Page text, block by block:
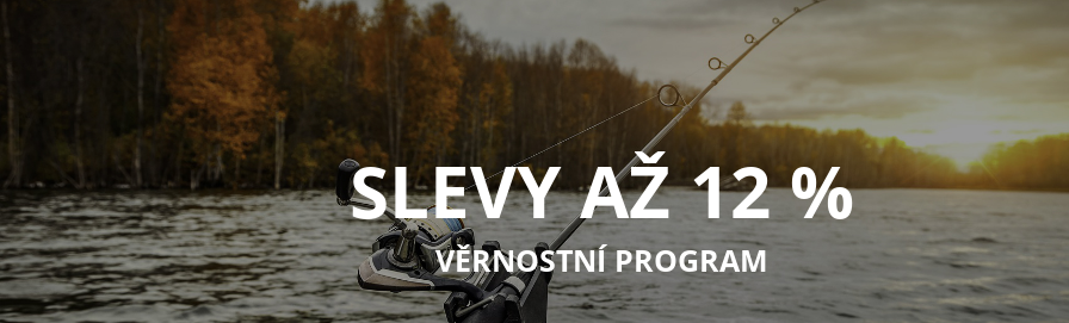
SLEVY AŽ 12 %
VĚRNOSTNÍ PROGRAM